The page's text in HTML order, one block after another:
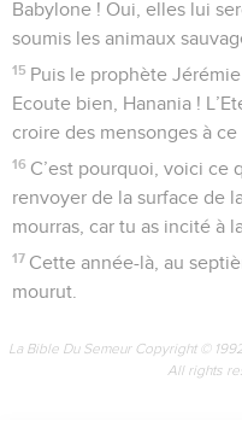
Babylone ! Oui, elles lui
soumis les animaux
15 Puis le prophète
Ecoute bien, Hanania !
croire des mensonges à ce
16 C’est pourquoi, voici ce
renvoyer de la surface de
mourras, car tu as incité à
17 Cette année-là, au
mourut.
La Bible Du Semeur Copyright ©
All rights